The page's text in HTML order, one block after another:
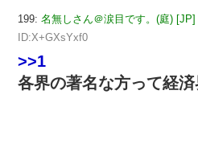
199: 名無しさん＠涙目です。(庭) [JP]
ID:X+GXsYxf0
>>1
各界の著名な方って経済